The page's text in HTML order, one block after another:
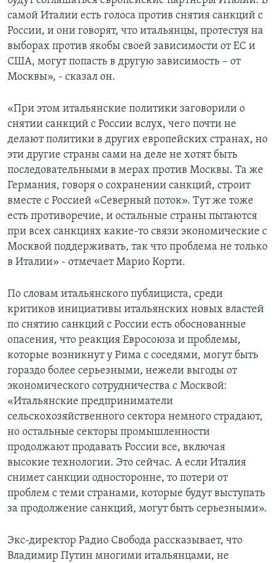
самой Италии есть голоса против снятия санкций с
России, и они говорят, что итальянцы, протестуя на
выборах против якобы своей зависимости от ЕС и
США, могут попасть в другую зависимость – от
Москвы», - сказал он.
«При этом итальянские политики заговорили о
снятии санкций с России вслух, чего почти не
делают политики в других европейских странах, но
эти другие страны сами на деле не хотят быть
последовательными в мерах против Москвы. Та же
Германия, говоря о сохранении санкций, строит
вместе с Россией «Северный поток». Тут же тоже
есть противоречие, и остальные страны пытаются
при всех санкциях какие-то связи экономические с
Москвой поддерживать, так что проблема не только
в Италии» - отмечает Марио Корти.
По словам итальянского публициста, среди
критиков инициативы итальянских новых властей
по снятию санкций с России есть обоснованные
опасения, что реакция Евросоюза и проблемы,
которые возникнут у Рима с соседями, могут быть
гораздо более серьезными, нежели выгоды от
экономического сотрудничества с Москвой:
«Итальянские предприниматели
сельскохозяйственного сектора немного страдают,
но остальные секторы промышленности
продолжают продавать России все, включая
высокие технологии. Это сейчас. А если Италия
снимет санкции односторонне, то потери от
проблем с теми странами, которые будут выступать
за продолжение санкций, могут быть серьезными».
Экс-директор Радио Свобода рассказывает, что
Владимир Путин многими итальянцами, не